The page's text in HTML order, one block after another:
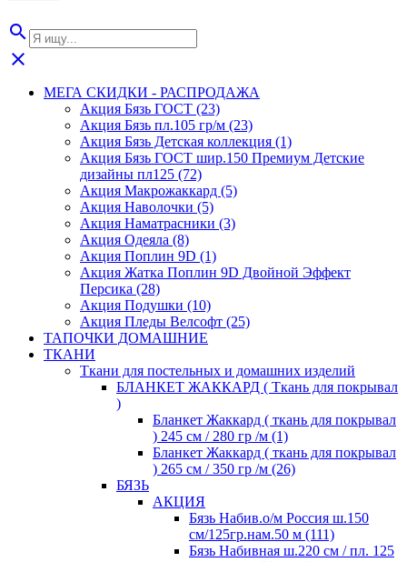
search
close
МЕГА СКИДКИ - РАСПРОДАЖА
Акция Бязь ГОСТ (23)
Акция Бязь пл.105 гр/м (23)
Акция Бязь Детская коллекция (1)
Акция Бязь ГОСТ шир.150 Премиум Детские
дизайны пл125 (72)
Акция Макрожаккард (5)
Акция Наволочки (5)
Акция Наматрасники (3)
Акция Одеяла (8)
Акция Поплин 9D (1)
Акция Жатка Поплин 9D Двойной Эффект
Персика (28)
Акция Подушки (10)
Акция Пледы Велсофт (25)
ТАПОЧКИ ДОМАШНИЕ
ТКАНИ
Ткани для постельных и домашних изделий
БЛАНКЕТ ЖАККАРД ( Ткань для покрывал
)
Бланкет Жаккард ( ткань для покрывал
) 245 см / 280 гр /м (1)
Бланкет Жаккард ( ткань для покрывал
) 265 см / 350 гр /м (26)
БЯЗЬ
АКЦИЯ
Бязь Набив.о/м Россия ш.150
см/125гр.нам.50 м (111)
Бязь Набивная ш.220 см / пл. 125